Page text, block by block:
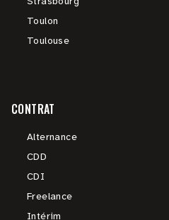
Toulon
Toulouse
CONTRAT
Alternance
CDD
CDI
Freelance
Intérim